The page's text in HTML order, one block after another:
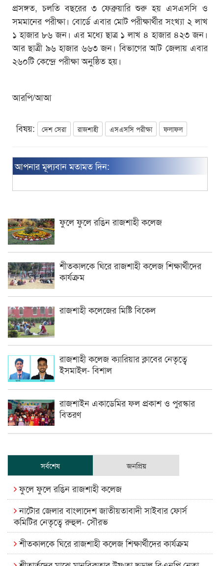
প্রসঙ্গত, চলতি বছরের ৩ ফেব্রুয়ারি শুরু হয় এসএসসি ও
সমমানের পরীক্ষা। বোর্ডে এবার মোট পরীক্ষার্থীর সংখ্যা ২ লাখ
১ হাজার ৮৬ জন। এর মধ্যে ছাত্র ১ লাখ ৪ হাজার ৪২৩ জন।
আর ছাত্রী ৯৬ হাজার ৬৬৩ জন। বিভাগের আট জেলায় এবার
২৬০টি কেন্দ্রে পরীক্ষা অনুষ্ঠিত হয়।
আরপি/আআ
বিষয়: দেশ সেরা রাজশাহী এসএসসি পরীক্ষা ফলাফল
আপনার মূল্যবান মতামত দিন:
ফুলে ফুলে রঙিন রাজশাহী কলেজ
শীতকালকে ঘিরে রাজশাহী কলেজ শিক্ষার্থীদের
কার্যক্রম
রাজশাহী কলেজের মিষ্টি বিকেল
রাজশাহী কলেজ ক্যারিয়ার ক্লাবের নেতৃত্বে
ইসমাইল- বিশাল
রাজশাইন একাডেমির ফল প্রকাশ ও পুরস্কার
বিতরণ
সর্বশেষ জনপ্রিয়
ফুলে ফুলে রঙিন রাজশাহী কলেজ
নাটোর জেলার বাংলাদেশ জাতীয়তাবাদী সাইবার ফোর্স
কমিটির নেতৃত্বে রুহুল- সৌরভ
শীতকালকে ঘিরে রাজশাহী কলেজ শিক্ষার্থীদের কার্যক্রম